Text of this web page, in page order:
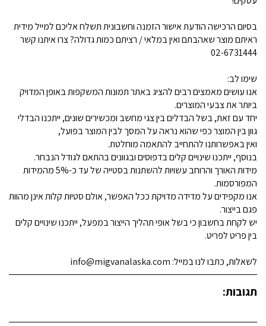
בסיום הרכישה הודעת אישור הזמנה וחשבונית תשלח אליכם למייל מידית
ראיתם מוצר שאהבתם ואין במלאי / רציתם כמות גדולה? צרו איתנו קשר
02-6731444
שימו לב:
אנו עושים מאמצים רבים להציג באתר תמונות המשקפות באופן המדויק
ביותר את צבעי המוצרים.
יחד עם זאת, בשל הבדלים בין צגי מחשב ומכשירים שונים, ייתכנו הבדלי
גוון בין המוצר כפי שהוא נראה על המסך לבין המוצר בפועל,
ואין באפשרותנו להתחייב להתאמה מוחלטת.
בנוסף, ייתכנו שינויים קלים בדפוסים ובגוונים בהתאם לגודל הנבחר.
מידות האורך והרוחב עשויות להשתנות בסטייה של עד כ-5% מהמידות
המפורסמות.
אנו מקפידים על מדידה מדויקת ככל האפשר, אולם סטיות קלות אינן מהוות
פגם בייצור.
יש לקחת בחשבון כי בשל אופי תהליך הייצור במפעל, ייתכנו שינויים קלים
בין פריט לפריט.
לשאלות, כתבו לנו במייל: info@migvanalaska.com
תגובות: